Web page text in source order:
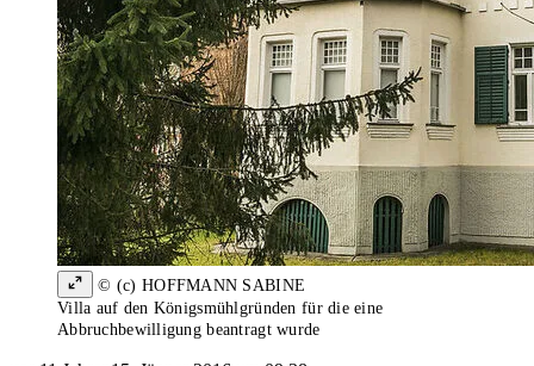
© (c) HOFFMANN SABINE
Villa auf den Königsmühlgründen für die eine
Abbruchbewilligung beantragt wurde